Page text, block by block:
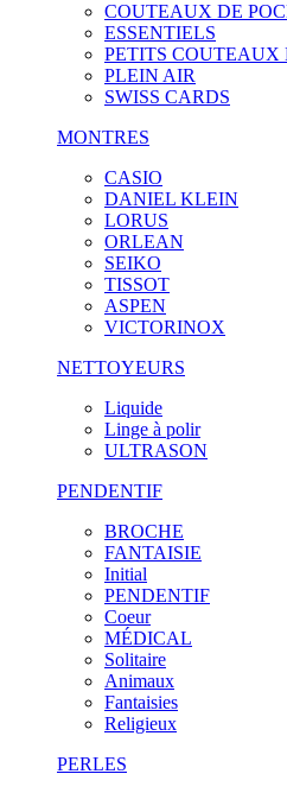
COUTEAUX DE
ESSENTIELS
PETITS COUTEAUX
PLEIN AIR
SWISS CARDS
MONTRES
CASIO
DANIEL KLEIN
LORUS
ORLEAN
SEIKO
TISSOT
ASPEN
VICTORINOX
NETTOYEURS
Liquide
Linge à polir
ULTRASON
PENDENTIF
BROCHE
FANTAISIE
Initial
PENDENTIF
Coeur
MÉDICAL
Solitaire
Animaux
Fantaisies
Religieux
PERLES